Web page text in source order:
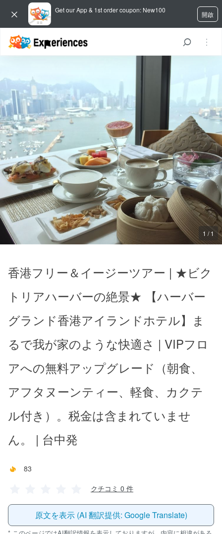
Get our App & 1st order coupon: New100
開啟
1 / 1
香港フリー＆イージーツアー | ★ビク
トリアハーバーの絶景★ 【ハーバー
グランド香港アイランドホテル】ま
るで我が家のような快適さ | VIPフロ
アへの無料アップグレード（朝食、
アフタヌーンティー、軽食、カクテ
ル付き）。税金は含まれていませ
ん。 | 台中発
クチコミ 0 件
83
原文を表示 (AI 翻訳提供: Google Translate)